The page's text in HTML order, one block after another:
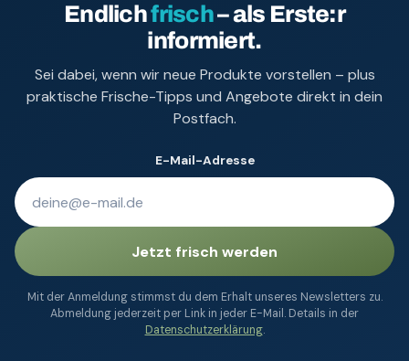
Endlichfrisch– als Erste:r
informiert.
Sei dabei, wenn wir neue Produkte vorstellen – plus
praktische Frische-Tipps und Angebote direkt in dein
Postfach.
E-Mail-Adresse
Jetzt frisch werden
Mit der Anmeldung stimmst du dem Erhalt unseres Newsletters zu.
Abmeldung jederzeit per Link in jeder E-Mail. Details in der
Datenschutzerklärung.